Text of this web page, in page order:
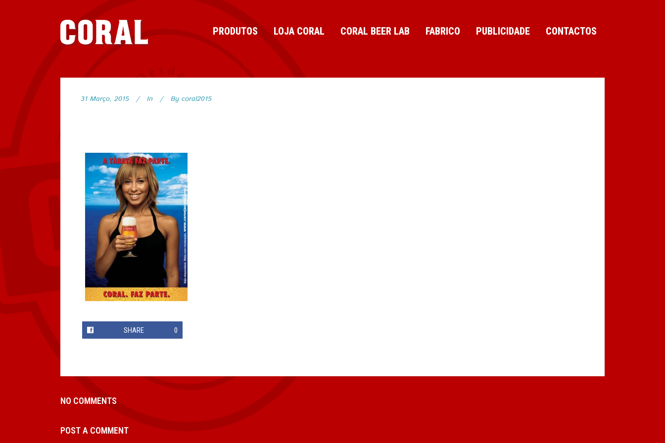
PRODUTOS LOJA CORAL CORAL BEER LAB FABRICO PUBLICIDADE CONTACTOS
31 Março, 2015 In By coral2015
SHARE 0
NO COMMENTS
POST A COMMENT